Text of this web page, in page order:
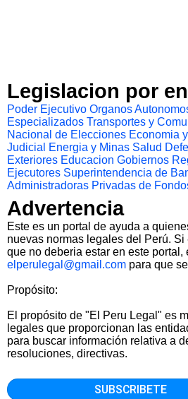
Legislacion por
Poder Ejecutivo Organos
Especializados Transportes y
Nacional de Elecciones Economia
Judicial
Energia y Minas Salud
Exteriores Educacion Gobiernos
Ejecutores Superintendencia de
Administradoras Privadas de
Advertencia
Este es un portal de ayuda a
nuevas normas legales del Perú.
que no deberia estar en este portal,
elperulegal@gmail.com para que
Propósito:
El propósito de "El Peru Legal" es
legales que proporcionan las
para buscar información relativa a
resoluciones, directivas.